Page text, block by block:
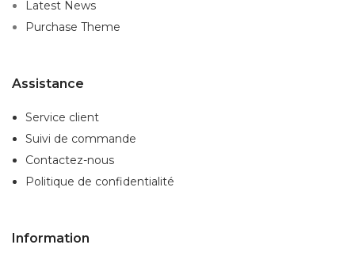
Latest News
Purchase Theme
Assistance
Service client
Suivi de commande
Contactez-nous
Politique de confidentialité
Information